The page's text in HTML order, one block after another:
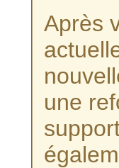
Après
une